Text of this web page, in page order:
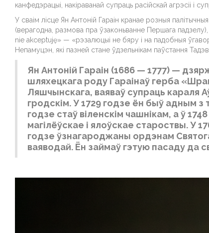
канфедэрацыі, накіраванай супраць расійскай агрэсіі і
У сваім лісце Ян Антоній Гараін кранае розныя
(верагодна, размова пра ўзаконьванне Першага
nie akceptuję» — «рэзалюцыі не бяру і на падобныя
Непамуцэн, які пазней стане ўдзельнікам паўстання
Ян Антоній Гараін (1686 — 1777) —
шляхецкага роду Гараінаў герба
Ляшчынскага, ваяваў супраць караля
гродскім. У 1729 годзе ён быў адным
годзе стаў віленскім чашнікам, а ў
магілёўскае і ялоўскае староствы. У
годзе ўзнагароджаны ордэнам
ваяводай. Ён займаў гэтую пасаду да